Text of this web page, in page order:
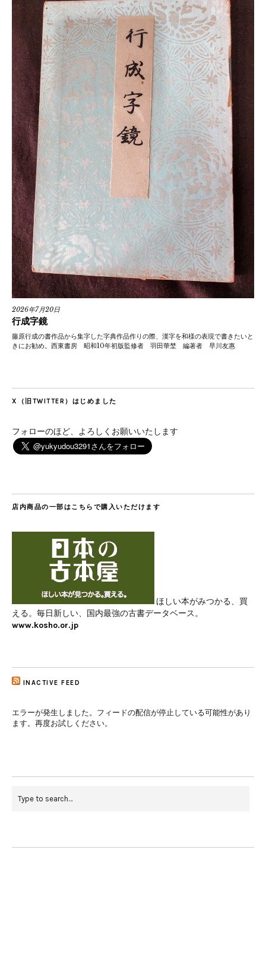
2026年7月20日
行成字鏡
藤原行成の書作品から集字した字典作品作りの際、漢字を和様の表現で書きたいと
きにお勧め。西東書房 昭和10年初版監修者 羽田華埜 編著者 早川友惠
X（旧TWITTER）はじめました
フォローのほど、よろしくお願いいたします
店内商品の一部はこちらで購入いただけます
ほしい本がみつかる、買
える。毎日新しい、国内最強の古書データベース。
www.kosho.or.jp
INACTIVE FEED
エラーが発生しました。フィードの配信が停止している可能性があり
ます。再度お試しください。